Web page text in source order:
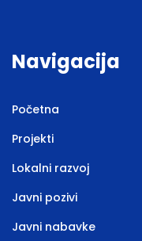
Navigacija
Početna
Projekti
Lokalni razvoj
Javni pozivi
Javni nabavke